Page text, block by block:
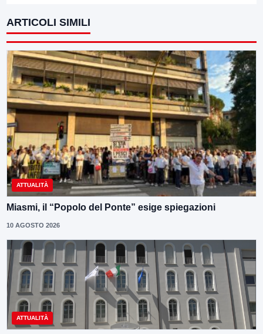
ARTICOLI SIMILI
ATTUALITÀ
Miasmi, il “Popolo del Ponte” esige spiegazioni
10 AGOSTO 2026
ATTUALITÀ